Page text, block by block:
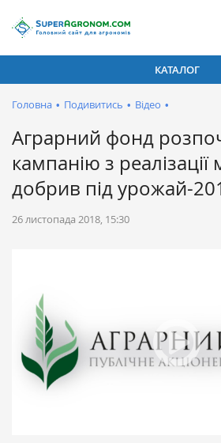
КАТАЛОГ
Головна • Подивитись • Відео •
Аграрний фонд
кампанію з
добрив під урожай-
26 листопада 2018, 15:30